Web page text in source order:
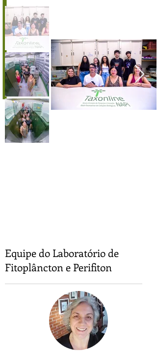
Equipe do Laboratório de
Fitoplâncton e Perifiton